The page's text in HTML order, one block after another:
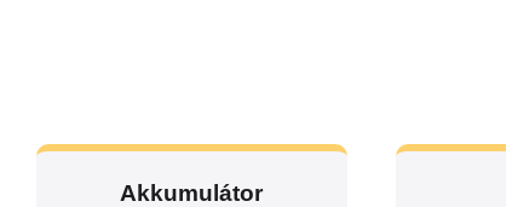
Akkumulátor